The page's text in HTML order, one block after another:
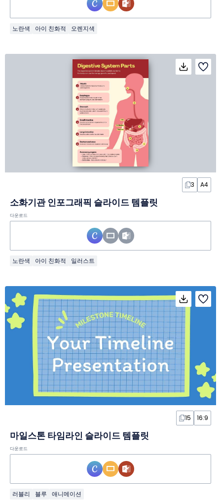
노란색 아이 친화적 오렌지색
3 A4
소화기관 인포그래픽 슬라이드 템플릿
다운로드
노란색 아이 친화적 일러스트
15 16:9
마일스톤 타임라인 슬라이드 템플릿
다운로드
러블리 블루 애니메이션